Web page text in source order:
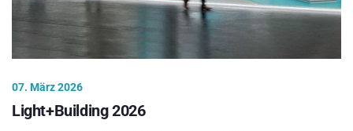
07. März 2026
Light+Building 2026